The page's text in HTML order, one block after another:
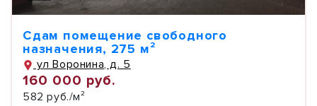
Сдам помещение свободного
назначения, 275 м²
ул Воронина, д. 5
160 000 руб.
582 руб./м²